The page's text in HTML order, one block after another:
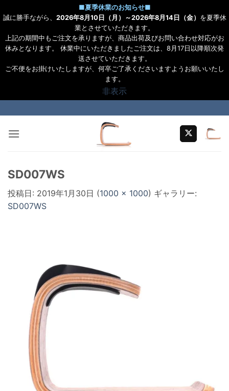
■夏季休業のお知らせ■
誠に勝手ながら、 2026年8月10日（月）～2026年8月14日（金） を夏季休
業とさせていただきます。
上記の期間中もご注文を承りますが、商品出荷及びお問い合わせ対応がお
休みとなります。 休業中にいただきましたご注文は、8月17日以降順次発
送させていただきます。
ご不便をお掛けいたしますが、何卒ご了承くださいますようお願いいたし
ます。
非表示
to
content
SD007WS
投稿日: 2019年1月30日 (1000 × 1000) ギャラリー:
SD007WS